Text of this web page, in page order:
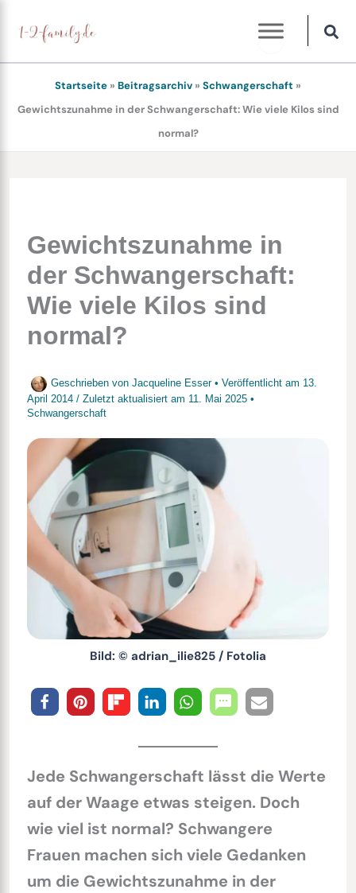
Inhalt
springen
Startseite » Beitragsarchiv » Schwangerschaft »
Gewichtszunahme in der Schwangerschaft: Wie viele Kilos sind
normal?
Gewichtszunahme in
der Schwangerschaft:
Wie viele Kilos sind
normal?
Geschrieben von Jacqueline Esser • Veröffentlicht am 13.
April 2014 / Zuletzt aktualisiert am 11. Mai 2025•
Schwangerschaft
Bild: © adrian_ilie825 / Fotolia
Jede Schwangerschaft lässt die Werte
auf der Waage etwas steigen. Doch
wie viel ist normal? Schwangere
Frauen machen sich viele Gedanken
um die Gewichtszunahme in der